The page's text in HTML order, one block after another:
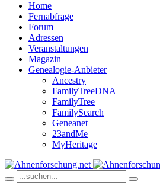
Home
Fernabfrage
Forum
Adressen
Veranstaltungen
Magazin
Genealogie-Anbieter
Ancestry
FamilyTreeDNA
FamilyTree
FamilySearch
Geneanet
23andMe
MyHeritage